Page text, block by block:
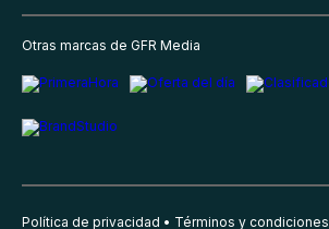
Otras marcas de GFR Media
Política de privacidad Términos y condiciones